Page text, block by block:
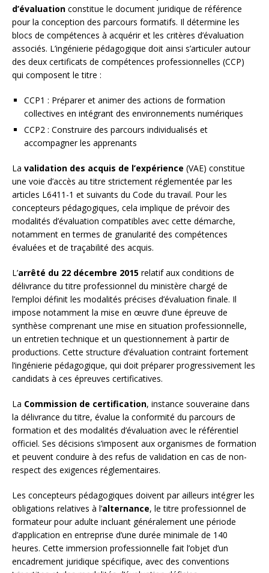
d’évaluation constitue le document juridique de référence
pour la conception des parcours formatifs. Il détermine les
blocs de compétences à acquérir et les critères d’évaluation
associés. L’ingénierie pédagogique doit ainsi s’articuler autour
des deux certificats de compétences professionnelles (CCP)
qui composent le titre :
CCP1 : Préparer et animer des actions de formation
collectives en intégrant des environnements numériques
CCP2 : Construire des parcours individualisés et
accompagner les apprenants
La validation des acquis de l’expérience (VAE) constitue
une voie d’accès au titre strictement réglementée par les
articles L6411-1 et suivants du Code du travail. Pour les
concepteurs pédagogiques, cela implique de prévoir des
modalités d’évaluation compatibles avec cette démarche,
notamment en termes de granularité des compétences
évaluées et de traçabilité des acquis.
L’arrêté du 22 décembre 2015 relatif aux conditions de
délivrance du titre professionnel du ministère chargé de
l’emploi définit les modalités précises d’évaluation finale. Il
impose notamment la mise en œuvre d’une épreuve de
synthèse comprenant une mise en situation professionnelle,
un entretien technique et un questionnement à partir de
productions. Cette structure d’évaluation contraint fortement
l’ingénierie pédagogique, qui doit préparer progressivement les
candidats à ces épreuves certificatives.
La Commission de certification, instance souveraine dans
la délivrance du titre, évalue la conformité du parcours de
formation et des modalités d’évaluation avec le référentiel
officiel. Ses décisions s’imposent aux organismes de formation
et peuvent conduire à des refus de validation en cas de non-
respect des exigences réglementaires.
Les concepteurs pédagogiques doivent par ailleurs intégrer les
obligations relatives à l’alternance, le titre professionnel de
formateur pour adulte incluant généralement une période
d’application en entreprise d’une durée minimale de 140
heures. Cette immersion professionnelle fait l’objet d’un
encadrement juridique spécifique, avec des conventions